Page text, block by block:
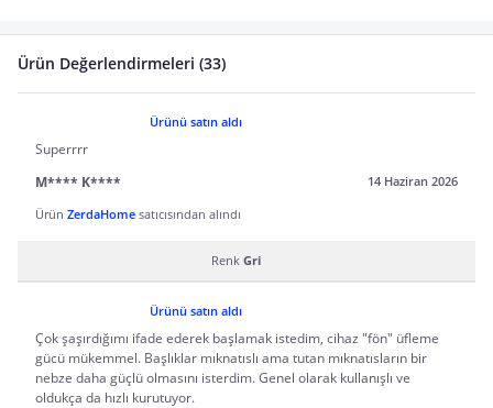
Ürün Değerlendirmeleri (33)
Ürünü satın aldı
Superrrr
M**** K****
14 Haziran 2026
Ürün ZerdaHome satıcısından alındı
Renk Gri
Ürünü satın aldı
Çok şaşırdığımı ifade ederek başlamak istedim, cihaz "fön" üfleme
gücü mükemmel. Başlıklar mıknatıslı ama tutan mıknatısların bir
nebze daha güçlü olmasını isterdim. Genel olarak kullanışlı ve
oldukça da hızlı kurutuyor.